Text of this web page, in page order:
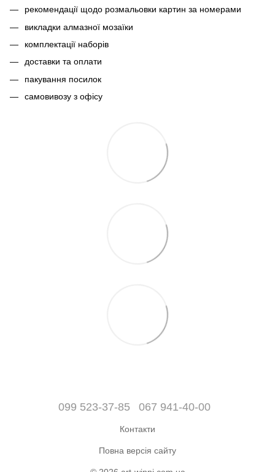
рекомендації щодо розмальовки картин за номерами
викладки алмазної мозаїки
комплектації наборів
доставки та оплати
пакування посилок
самовивозу з офісу
099 523-37-85 067 941-40-00
Контакти
Повна версія сайту